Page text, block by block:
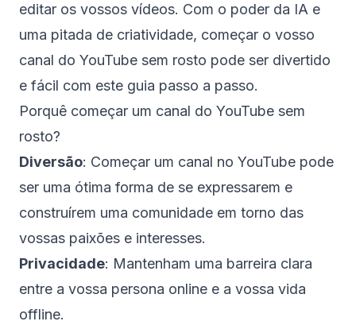
editar os vossos vídeos. Com o poder da IA e
uma pitada de criatividade, começar o vosso
canal do YouTube sem rosto pode ser divertido
e fácil com este guia passo a passo.
Porquê começar um canal do YouTube sem
rosto?
Diversão: Começar um canal no YouTube pode
ser uma ótima forma de se expressarem e
construírem uma comunidade em torno das
vossas paixões e interesses.
Privacidade: Mantenham uma barreira clara
entre a vossa persona online e a vossa vida
offline.